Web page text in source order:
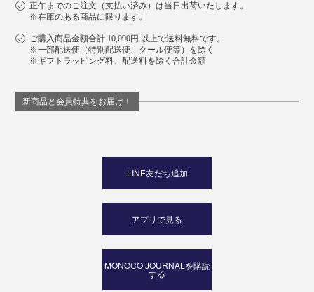
正午までのご注文（支払い済み）は当日出荷いたします。
※在庫のある商品に限ります。
ご購入商品金額合計 10,000円 以上で送料無料です。
※一部配送便（特別配送便、クール便等）を除く
※ギフトラッピング料、配送料を除く合計金額
新商品と会員特典をお届け！
LINE友だち追加
アプリで見る
MONOCO JOURNALを購読
する